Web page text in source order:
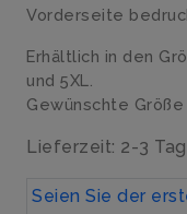
Vorderseite
Erhältlich in den
und 5XL.
Gewünschte
Lieferzeit: 2-3
Seien Sie der